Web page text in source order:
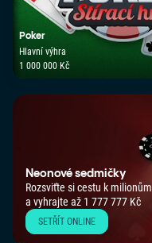
Poker
Hlavní výhra
1 000 000 Kč
Neonové sedmičky
Rozsviťte si cestu k milionům
a vyhrajte až 1 777 777 Kč
SETŘÍT ONLINE